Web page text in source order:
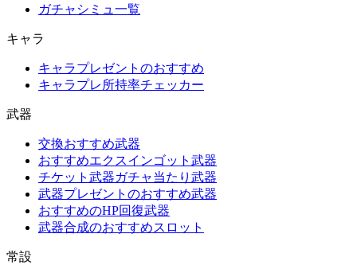
ガチャシミュ一覧
キャラ
キャラプレゼントのおすすめ
キャラプレ所持率チェッカー
武器
交換おすすめ武器
おすすめエクスインゴット武器
チケット武器ガチャ当たり武器
武器プレゼントのおすすめ武器
おすすめのHP回復武器
武器合成のおすすめスロット
常設